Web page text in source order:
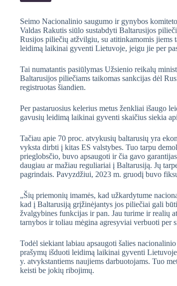
Seimo Nacionalinio saugumo ir gynybos
Valdas Rakutis siūlo sustabdyti Baltarusijos
Rusijos piliečių atžvilgiu, su atitinkamomis jiems
leidimą laikinai gyventi Lietuvoje, jeigu jie per
Tai numatantis pasiūlymas Užsienio reikalų
Baltarusijos piliečiams taikomas sankcijas dėl
registruotas šiandien.
Per pastaruosius kelerius metus ženkliai išaugo
gavusių leidimą laikinai gyventi skaičius siekia
Tačiau apie 70 proc. atvykusių baltarusių yra
vyksta dirbti į kitas ES valstybes. Tuo tarpu
prieglobsčio, buvo apsaugoti ir čia gavo
daugiau ar mažiau reguliariai į Baltarusiją. Jų
pagrindais. Pavyzdžiui, 2023 m. gruodį buvo
„Šių priemonių imamės, kad užkardytume
kad į Baltarusiją grįžinėjantys jos piliečiai gali
žvalgybines funkcijas ir pan. Jau turime ir realių
tarnybos ir toliau mėgina agresyviai verbuoti per
Todėl siekiant labiau apsaugoti šalies
prašymų išduoti leidimą laikinai gyventi
y. atvykstantiems naujiems darbuotojams. Tuo
keisti be jokių ribojimų.